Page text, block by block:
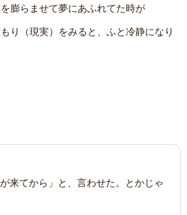
膨らませて夢にあふれてた時が
り（現実）をみると、ふと冷静になり
が来てから」と、言わせた。とかじゃ